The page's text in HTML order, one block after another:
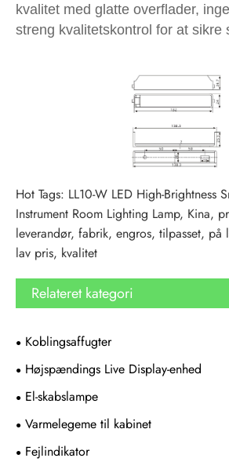
kvalitet med glatte overflader,
streng kvalitetskontrol for at sikre
Hot Tags: LL10-W LED High-Brightness
Instrument Room Lighting Lamp, Kina,
leverandør, fabrik, engros, tilpasset, på
lav pris, kvalitet
Relateret kategori
Koblingsaffugter
Højspændings Live Display-enhed
El-skabslampe
Varmelegeme til kabinet
Fejlindikator